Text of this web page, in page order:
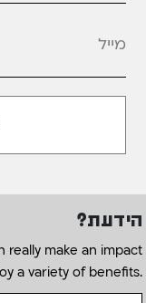
הידעת?
really make an impact
a variety of benefits.